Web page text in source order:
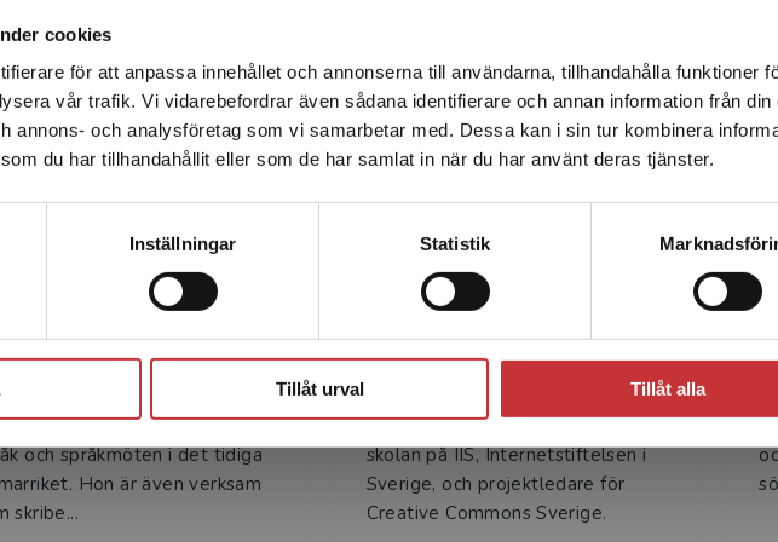
cookies
för att anpassa innehållet och annonserna till användarna, tillhandahålla funktioner
vår trafik. Vi vidarebefordrar även sådana identifierare och annan information från din
annons- och analysföretag som vi samarbetar med. Dessa kan i sin tur kombinera
du har tillhandahållit eller som de har samlat in när du har använt deras tjänster.
Inställningar Statistik
Tillåt urval Tillåt alla
Det verkar som att du besöker studentlitteratur.se via en
enhet utanför Sverige. Vi erbjuder inte leveranser utanför
Sverige. För att kunna slutföra ett köp måste
leveransadressen vara i Sverige.Läs mer
Författare
Westin Tikkanen
W. Tikkanen, fil.dr i latin vid
universitet, arbetar med
och språkmöten i det tidiga
Hon är även verksam
skribe...
Kristina Alexanderson
författare, chef för Internet i
skolan på IIS, Internetstiftelsen i
Sverige, och projektledare för
Creative Commons Sverige.